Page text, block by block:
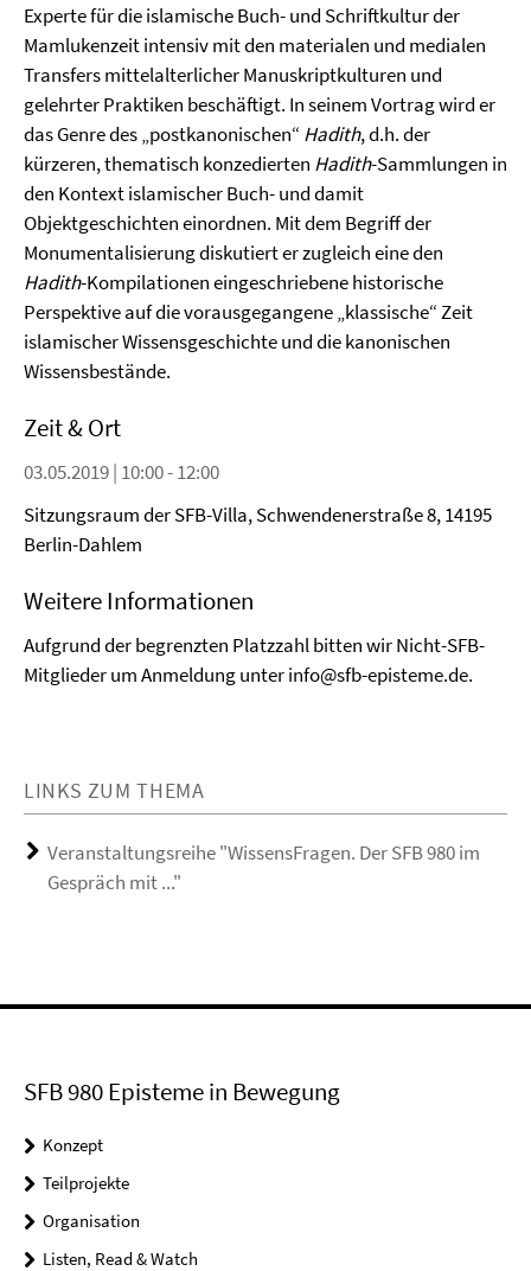
Experte für die islamische Buch- und Schriftkultur der
Mamlukenzeit intensiv mit den materialen und medialen
Transfers mittelalterlicher Manuskriptkulturen und
gelehrter Praktiken beschäftigt. In seinem Vortrag wird er
das Genre des „postkanonischen“ Hadith, d.h. der
kürzeren, thematisch konzedierten Hadith-Sammlungen in
den Kontext islamischer Buch- und damit
Objektgeschichten einordnen. Mit dem Begriff der
Monumentalisierung diskutiert er zugleich eine den
Hadith-Kompilationen eingeschriebene historische
Perspektive auf die vorausgegangene „klassische“ Zeit
islamischer Wissensgeschichte und die kanonischen
Wissensbestände.
Zeit & Ort
03.05.2019 | 10:00 - 12:00
Sitzungsraum der SFB-Villa, Schwendenerstraße 8, 14195
Berlin-Dahlem
Weitere Informationen
Aufgrund der begrenzten Platzzahl bitten wir Nicht-SFB-
Mitglieder um Anmeldung unter info@sfb-episteme.de.
LINKS ZUM THEMA
Veranstaltungsreihe "WissensFragen. Der SFB 980 im
Gespräch mit ..."
SFB 980 Episteme in Bewegung
Konzept
Teilprojekte
Organisation
Listen, Read & Watch